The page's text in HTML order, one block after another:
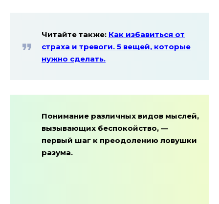
Читайте также: Как избавиться от
страха и тревоги. 5 вещей, которые
нужно сделать.
Понимание различных видов мыслей,
вызывающих беспокойство, —
первый шаг к преодолению ловушки
разума.